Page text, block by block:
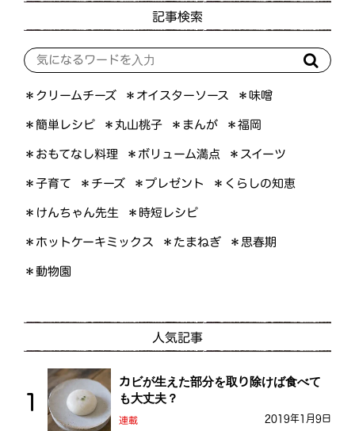
記事検索
＊クリームチーズ ＊オイスターソース ＊味噌
＊簡単レシピ ＊丸山桃子 ＊まんが ＊福岡
＊おもてなし料理 ＊ボリューム満点 ＊スイーツ
＊子育て ＊チーズ ＊プレゼント ＊くらしの知恵
＊けんちゃん先生 ＊時短レシピ
＊ホットケーキミックス ＊たまねぎ ＊思春期
＊動物園
人気記事
カビが生えた部分を取り除けば食べて
も大丈夫？
連載 2019年1月9日